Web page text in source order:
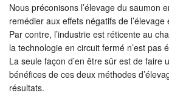
Nous préconisons l’élevage du saumon
remédier aux effets négatifs de
Par contre, l’industrie est réticente au
la technologie en circuit fermé n’est pas
La seule façon d’en être sûr est de faire
bénéfices de ces deux méthodes
résultats.